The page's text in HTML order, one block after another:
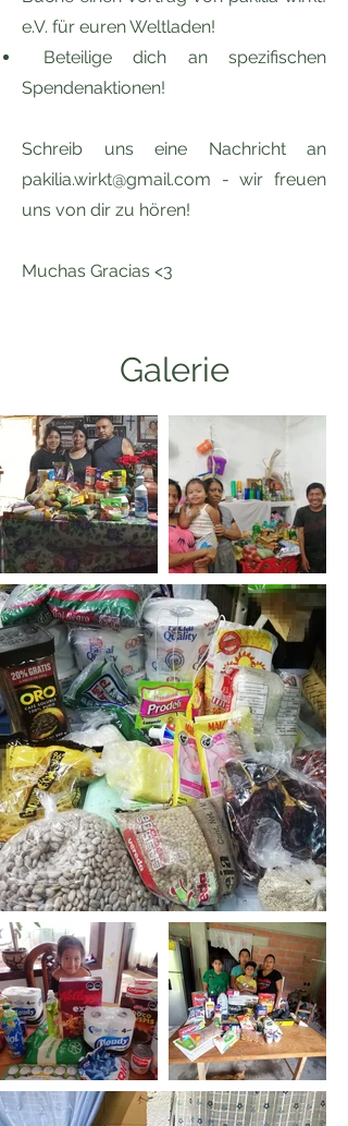
e.V. für euren Weltladen!
Beteilige dich an spezifischen
Spendenaktionen!
Schreib uns eine Nachricht an
pakilia.wirkt@gmail.com - wir freuen
uns von dir zu hören!
Muchas Gracias <3
Galerie